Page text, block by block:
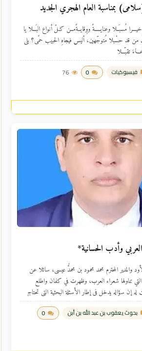
بمناسبة العام الهجري الجديد
فيسبوكيات 0
76
مُسبَــلا وعنايـــــةً ووِقايــةًمــن كـلّ أنواع البَـــلا يا
قد حسْبلا مُتوجّهين، أليس فيجاهِ الحبيب حمًى؟ بلى
تقبّـــلا
وأدب الحسانية*
بحوث يعقوب بن عبد الله بن أبن
0
والمدير المحترم محمد محمود بن محمدُّ عيسى، سائلا عن
التي تناولها شعراء العرب، وظهرت في كفان واطلع
إن سؤاله يدخل في إطار الأسئلة البحثية التي تحتاج
عن أول من تنبه إلى ملمح التناص ولفت انتباه الباحثين
...